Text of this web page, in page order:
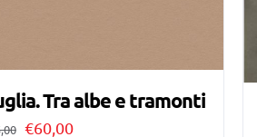
Tra albe e tramonti
Il
€60,00Il